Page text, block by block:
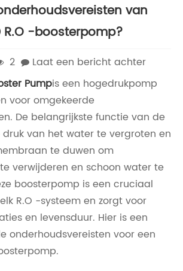
van
R.O -boosterpomp?
2
Laat een bericht achter
Pumpis een hogedrukpomp
voor omgekeerde
De belangrijkste functie van de
van het water te vergroten en
te duwen om
verwijderen en schoon water te
boosterpomp is een cruciaal
R.O -systeem en zorgt voor
en levensduur. Hier is een
onderhoudsvereisten voor een